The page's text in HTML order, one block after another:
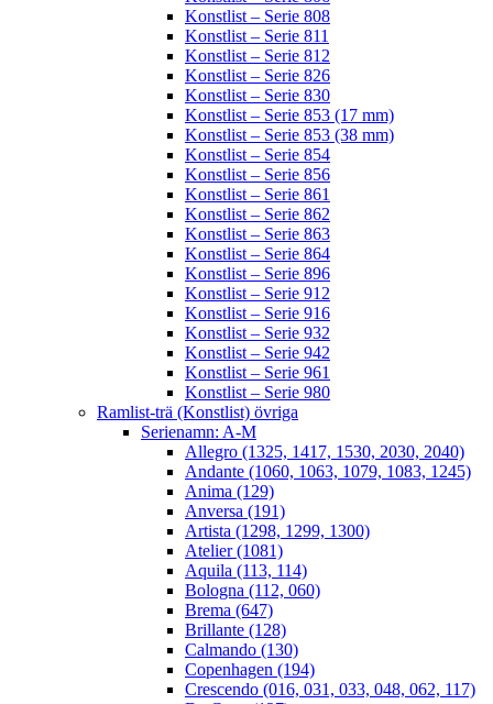
Konstlist – Serie 808
Konstlist – Serie 811
Konstlist – Serie 812
Konstlist – Serie 826
Konstlist – Serie 830
Konstlist – Serie 853 (17 mm)
Konstlist – Serie 853 (38 mm)
Konstlist – Serie 854
Konstlist – Serie 856
Konstlist – Serie 861
Konstlist – Serie 862
Konstlist – Serie 863
Konstlist – Serie 864
Konstlist – Serie 896
Konstlist – Serie 912
Konstlist – Serie 916
Konstlist – Serie 932
Konstlist – Serie 942
Konstlist – Serie 961
Konstlist – Serie 980
Ramlist-trä (Konstlist) övriga
Serienamn: A-M
Allegro (1325, 1417, 1530, 2030, 2040)
Andante (1060, 1063, 1079, 1083, 1245)
Anima (129)
Anversa (191)
Artista (1298, 1299, 1300)
Atelier (1081)
Aquila (113, 114)
Bologna (112, 060)
Brema (647)
Brillante (128)
Calmando (130)
Copenhagen (194)
Crescendo (016, 031, 033, 048, 062, 117)